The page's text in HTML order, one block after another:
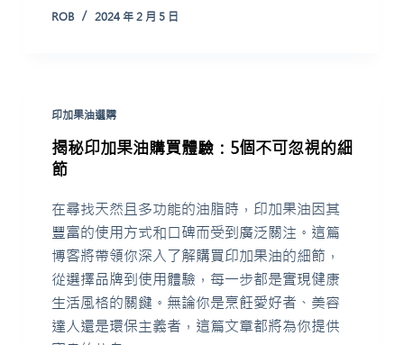
ROB 2024 年 2 月 5 日
印加果油選購
揭秘印加果油購買體驗：5個不可忽視的細
節
在尋找天然且多功能的油脂時，印加果油因其
豐富的使用方式和口碑而受到廣泛關注。這篇
博客將帶領你深入了解購買印加果油的細節，
從選擇品牌到使用體驗，每一步都是實現健康
生活風格的關鍵。無論你是烹飪愛好者、美容
達人還是環保主義者，這篇文章都將為你提供